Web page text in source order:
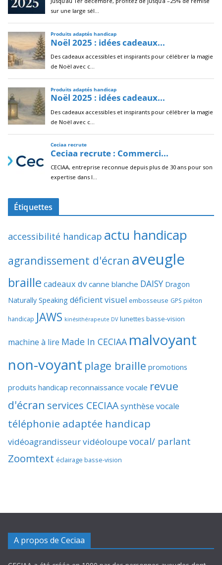
Étiquettes
accessibilité handicap actu handicap
agrandissement d'écran aveugle
braille cadeaux dv canne blanche DAISY Dragon
Naturally Speaking déficient visuel embosseuse GPS piéton
handicap JAWS kinésithérapeute DV lunettes basse-vision
machine à lire Made In CECIAA malvoyant
non-voyant plage braille promotions
produits handicap reconnaissance vocale revue
d'écran services CECIAAsynthèse vocale
téléphonie adaptée handicap
vidéoagrandisseurvidéoloupevocal/ parlant
Zoomtext éclairage basse-vision
A propos de Ceciaa